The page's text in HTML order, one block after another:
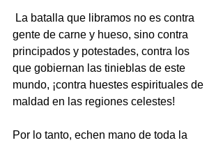
gente de carne y hueso, sino contra
principados y potestades, contra los
que gobiernan las tinieblas de este
mundo, ¡contra huestes espirituales de
maldad en las regiones celestes!
Por lo tanto, echen mano de toda la